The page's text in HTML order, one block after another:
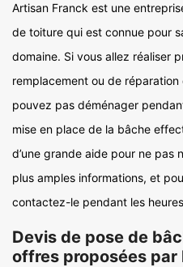
Artisan Franck est une
de toiture qui est connue pour
domaine. Si vous allez réaliser
remplacement ou de
pouvez pas déménager
mise en place de la bâche
d’une grande aide pour ne pas
plus amples informations, et
contactez-le pendant les
Devis de pose de
offres proposées par